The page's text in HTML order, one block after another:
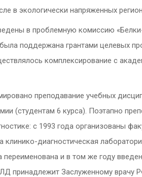
в экологически напряженных
в проблемную комиссию
поддержана грантами целевых
комплексирование с
преподавание учебных
(студентам 6 курса). Поэтапно
с 1993 года организованы
диагностическая
и в том же году
принадлежит Заслуженному врачу